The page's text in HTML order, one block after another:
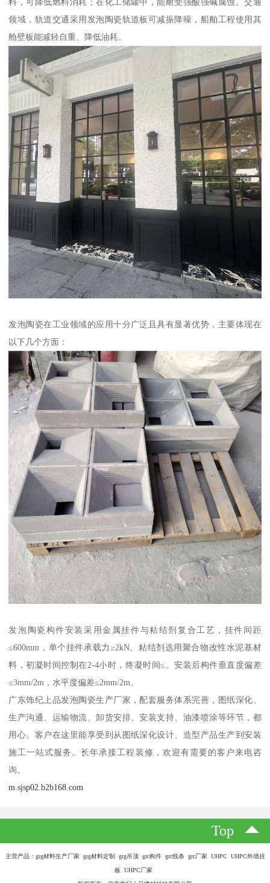
领域，轨道交通采用发泡陶瓷轨道板可减振降噪，船舶工程使用其
舱壁板能减轻自重、降低油耗。
发泡陶瓷在工业领域的应用十分广泛且具有显著优势，主要体现在
以下几个方面：
发泡陶瓷构件安装采用金属挂件与粘结剂复合工艺，挂件间距
≤600mm，单个挂件承载力≥2kN。粘结剂选用聚合物改性水泥基材
料，初凝时间控制在2-4小时，终凝时间≤。安装后构件垂直度偏差
≤3mm/2m，水平度偏差≤2mm/2m。
广东饰纪上品发泡陶瓷生产厂家，配套服务体系完善，图纸深化、
生产沟通、运输物流、卸货安排、安装支持、油漆喷涂等环节，都
用心。客户在这里能享受到从图纸深化设计、造型产品生产到安装
施工一站式服务。长年承接工程装修，欢迎有需要的客户来电咨
询。
m.sjsp02.b2b168.com
Top
主营产品：grg材料生产厂家 grg材料定制 grg吊顶 grc构件 grc线条 grc厂家 UHPC UHPC外墙挂
板 UHPC厂家